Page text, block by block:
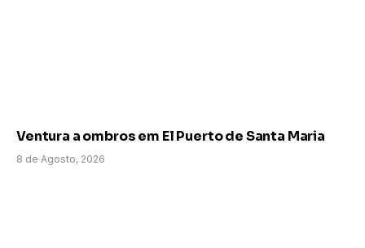
Ventura a ombros em El Puerto de Santa Maria
8 de Agosto, 2026